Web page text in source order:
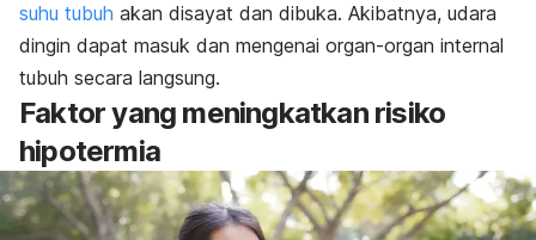
suhu tubuh akan disayat dan dibuka. Akibatnya, udara
dingin dapat masuk dan mengenai organ-organ internal
tubuh secara langsung.
Faktor yang meningkatkan risiko
hipotermia